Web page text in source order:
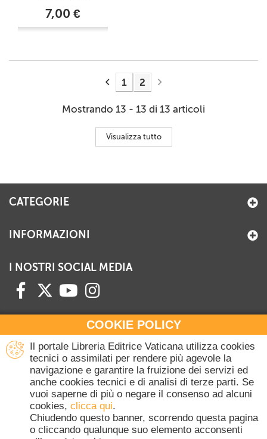
7,00 €
1 2
Mostrando 13 - 13 di 13 articoli
Visualizza tutto
COOKIE POLICY
Il portale Libreria Editrice Vaticana utilizza cookies
tecnici o assimilati per rendere più agevole la
navigazione e garantire la fruizione dei servizi ed
anche cookies tecnici e di analisi di terze parti. Se
vuoi saperne di più o negare il consenso ad alcuni
cookies, clicca qui.
Chiudendo questo banner, scorrendo questa pagina
o cliccando qualunque suo elemento acconsenti
CATEGORIE
INFORMAZIONI
I NOSTRI SOCIAL MEDIA
HAI BISOGNO DI INFORMAZIONI?
Contattaci all'Ufficio Commerciale
+39 06 698 45780
Lunedì-Giovedì 8-16.30
Venerdì 8-14
(Escluse festività Vaticane)